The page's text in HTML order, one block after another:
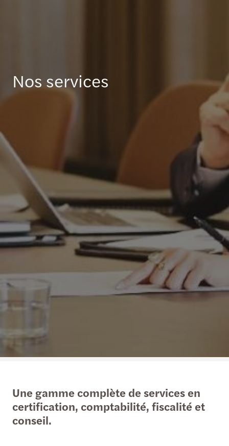
Nos services
Une gamme complète de services en
certification, comptabilité, fiscalité et
conseil.